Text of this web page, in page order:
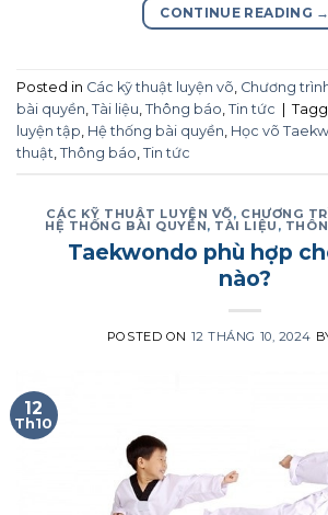
CONTINUE READING →
Posted in Các kỹ thuật luyện võ, Chương
bài quyền, Tài liệu, Thông báo, Tin tức
luyện tập, Hệ thống bài quyền, Học võ
thuật, Thông báo, Tin tức
CÁC KỸ THUẬT LUYỆN VÕ, CHƯƠNG
HỆ THỐNG BÀI QUYỀN, TÀI LIỆU ,
Taekwondo phù hợp
nào?
POSTED ON 12 THÁNG 10, 2024
12
Th10